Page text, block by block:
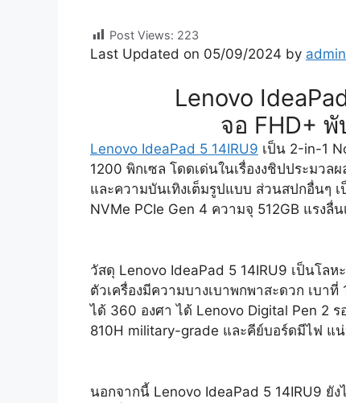
Post Views: 223
Last Updated on 05/09/2024 by admin
Lenovo
จอ FHD+
Lenovo IdeaPad 5 14IRU9 เป็น 2-in-1
1200 พิกเซล โดดเด่นในเรื่องงชิปประมวลผ
และความบันเทิงเต็มรูปแบบ ส่วนสปกอื่นๆ
NVMe PCIe Gen 4 ความจุ 512GB แรง
วัสดุ Lenovo IdeaPad 5 14IRU9 เป็นโล
ตัวเครื่องมีความบางเบาพกพาสะดวก เบา
ได้ 360 องศา ได้ Lenovo Digital Pen 2
810H military-grade และคีย์บอร์ดมีไฟ แ
นอกจากนี้ Lenovo IdeaPad 5 14IRU9 ยั